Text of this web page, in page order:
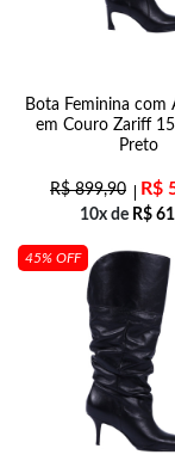
Bota Feminina com
em Couro Zariff
Preto
R$899,90 R$
10x de R$
45% OFF